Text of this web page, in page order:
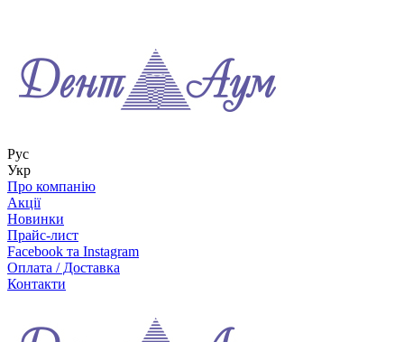
Рус
Укр
Про компанію
Акції
Новинки
Прайс-лист
Facebook та Instagram
Оплата / Доставка
Контакти